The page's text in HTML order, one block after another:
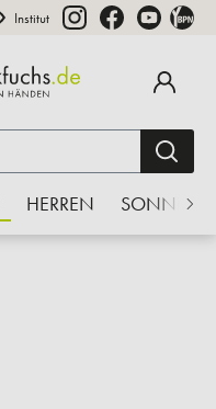
Institut
HERREN SONNE